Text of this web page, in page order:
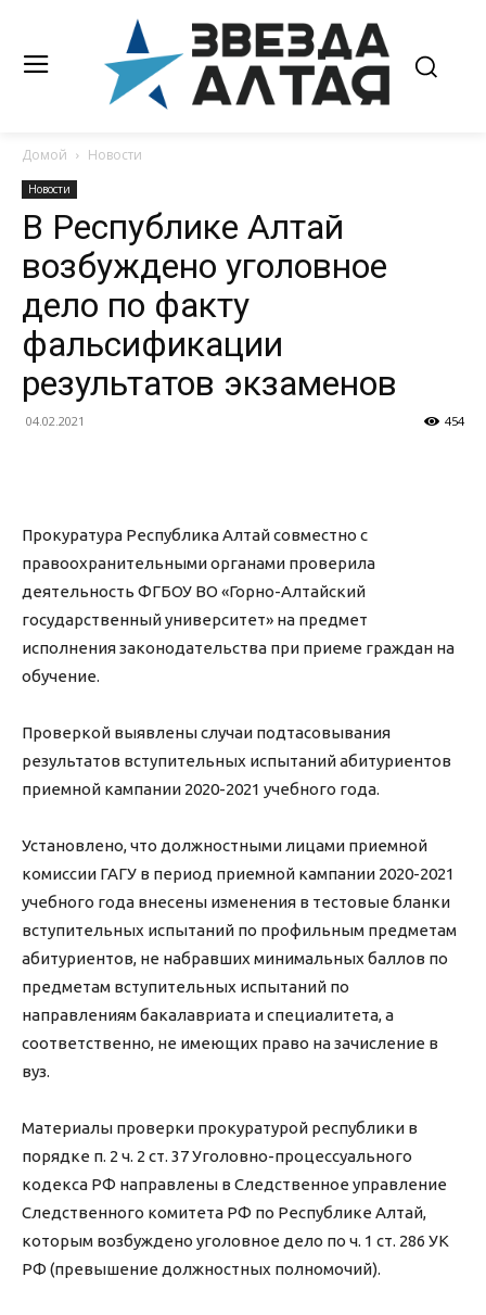
Домой Новости
Новости
В Республике Алтай
возбуждено уголовное
дело по факту
фальсификации
результатов экзаменов
04.02.2021 454
Прокуратура Республика Алтай совместно с
правоохранительными органами проверила
деятельность ФГБОУ ВО «Горно-Алтайский
государственный университет» на предмет
исполнения законодательства при приеме граждан на
обучение.
Проверкой выявлены случаи подтасовывания
результатов вступительных испытаний абитуриентов
приемной кампании 2020-2021 учебного года.
Установлено, что должностными лицами приемной
комиссии ГАГУ в период приемной кампании 2020-2021
учебного года внесены изменения в тестовые бланки
вступительных испытаний по профильным предметам
абитуриентов, не набравших минимальных баллов по
предметам вступительных испытаний по
направлениям бакалавриата и специалитета, а
соответственно, не имеющих право на зачисление в
вуз.
Материалы проверки прокуратурой республики в
порядке п. 2 ч. 2 ст. 37 Уголовно-процессуального
кодекса РФ направлены в Следственное управление
Следственного комитета РФ по Республике Алтай,
которым возбуждено уголовное дело по ч. 1 ст. 286 УК
РФ (превышение должностных полномочий).